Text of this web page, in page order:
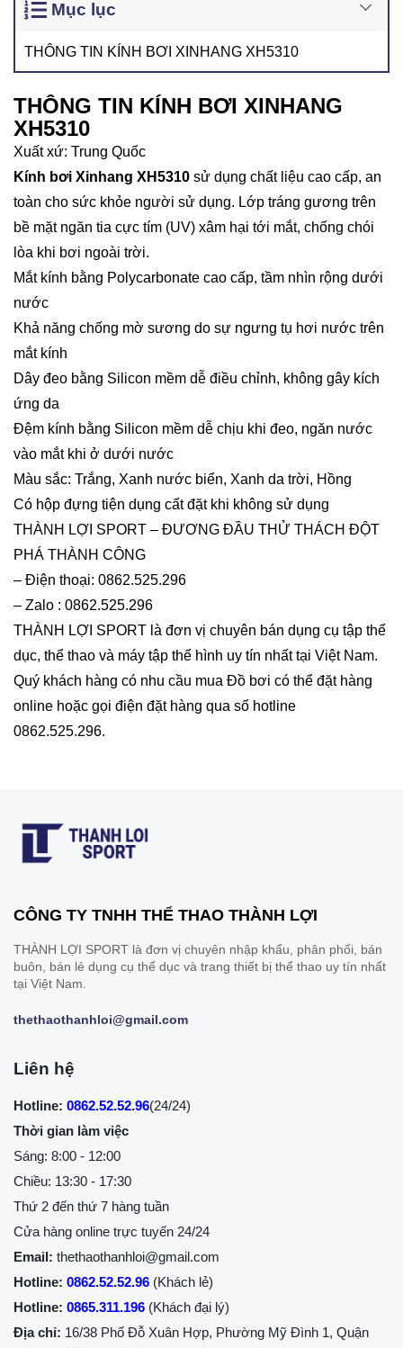
Mục lục
THÔNG TIN KÍNH BƠI XINHANG XH5310
THÔNG TIN KÍNH BƠI XINHANG
XH5310
Xuất xứ: Trung Quốc
Kính bơi Xinhang XH5310 sử dụng chất liệu cao cấp, an
toàn cho sức khỏe người sử dụng. Lớp tráng gương trên
bề mặt ngăn tia cực tím (UV) xâm hại tới mắt, chống chói
lòa khi bơi ngoài trời.
Mắt kính bằng Polycarbonate cao cấp, tầm nhìn rộng dưới
nước
Khả năng chống mờ sương do sự ngưng tụ hơi nước trên
mắt kính
Dây đeo bằng Silicon mềm dễ điều chỉnh, không gây kích
ứng da
Đệm kính bằng Silicon mềm dễ chịu khi đeo, ngăn nước
vào mắt khi ở dưới nước
Màu sắc: Trắng, Xanh nước biển, Xanh da trời, Hồng
Có hộp đựng tiện dụng cất đặt khi không sử dụng
THÀNH LỢI SPORT – ĐƯƠNG ĐẦU THỬ THÁCH ĐỘT
PHÁ THÀNH CÔNG
– Điện thoại: 0862.525.296
– Zalo : 0862.525.296
THÀNH LỢI SPORT là đơn vị chuyên bán dụng cụ tập thể
dục, thể thao và máy tập thể hình uy tín nhất tại Việt Nam.
Quý khách hàng có nhu cầu mua Đồ bơi có thể đặt hàng
online hoặc gọi điện đặt hàng qua số hotline
0862.525.296.
CÔNG TY TNHH THỂ THAO THÀNH LỢI
THÀNH LỢI SPORT là đơn vị chuyên nhập khẩu, phân phối, bán
buôn, bán lẻ dụng cụ thể dục và trang thiết bị thể thao uy tín nhất
tại Việt Nam.
thethaothanhloi@gmail.com
Liên hệ
Hotline: 0862.52.52.96(24/24)
Thời gian làm việc
Sáng: 8:00 - 12:00
Chiều: 13:30 - 17:30
Thứ 2 đến thứ 7 hàng tuần
Cửa hàng online trực tuyến 24/24
Email: thethaothanhloi@gmail.com
Hotline: 0862.52.52.96 (Khách lẻ)
Hotline: 0865.311.196 (Khách đại lý)
Địa chỉ: 16/38 Phố Đỗ Xuân Hợp, Phường Mỹ Đình 1, Quận